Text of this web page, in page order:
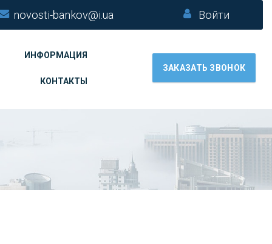
novosti-bankov@i.ua Войти
ИНФОРМАЦИЯ
КОНТАКТЫ
ЗАКАЗАТЬ ЗВОНОК